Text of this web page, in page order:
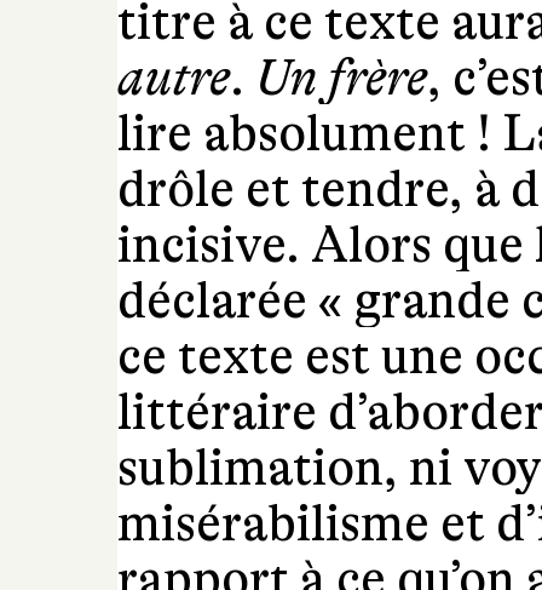
titre à ce texte
autre. Un frère,
lire absolument !
drôle et tendre, à
incisive. Alors que
déclarée « grande
ce texte est une
littéraire
sublimation, ni
misérabilisme et